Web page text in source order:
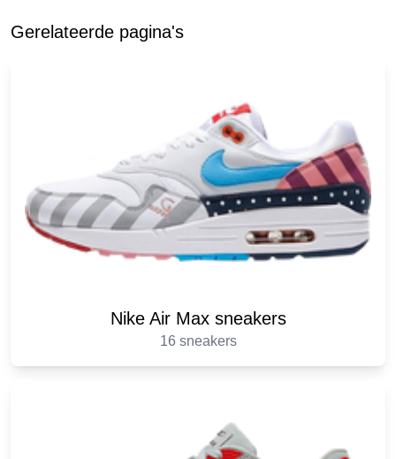
Gerelateerde pagina's
Nike Air Max sneakers
16 sneakers